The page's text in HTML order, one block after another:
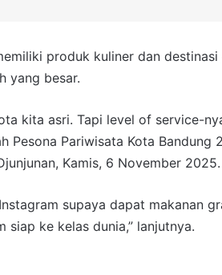
produk kuliner dan destinasi
yang besar.
kita asri. Tapi level of service-
Pesona Pariwisata Kota Bandung
Kamis, 6 November 2025.
supaya dapat makanan
siap ke kelas dunia,” lanjutnya.